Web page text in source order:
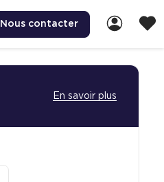
Nous contacter
En savoir plus